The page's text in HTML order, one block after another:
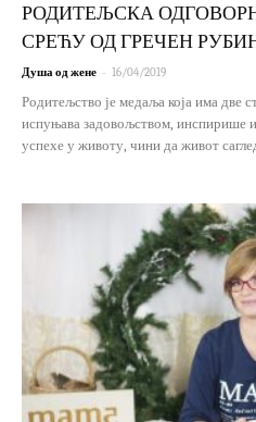
РОДИТЕЉСКА
СРЕЋУ ОД ГРЕЧЕН
Душа од жене - 16/04/2019
Родитељство је медаља која има две
испуњава задовољством, инспирише
успехе у животу, чини да живот